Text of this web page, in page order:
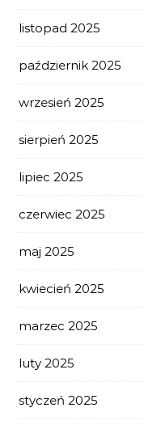
listopad 2025
październik 2025
wrzesień 2025
sierpień 2025
lipiec 2025
czerwiec 2025
maj 2025
kwiecień 2025
marzec 2025
luty 2025
styczeń 2025